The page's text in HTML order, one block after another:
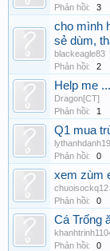
Phản hồi:
3
cho mình
sẻ dùm,
blackeagle83
Phản hồi:
2
Help me
Dragon[CT]
Phản hồi:
1
Q1 mua
Phản hồi:
0
xem zùm
chuoisockq12
Phản hồi:
0
Cá Trống
Phản hồi:
0